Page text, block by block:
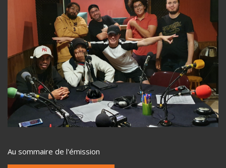
Au sommaire de l'émission